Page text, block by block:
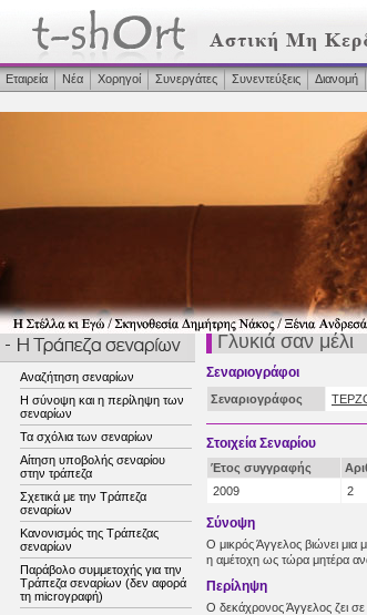
Εταιρεία Νέα Χορηγοί Συνεργάτες Συνεντεύξεις Διανομή
Αναζήτηση σεναρίων
Η σύνοψη και η περίληψη των
σεναρίων
Τα σχόλια των σεναρίων
Αίτηση υποβολής σεναρίου
στην τράπεζα
Σχετικά με την Τράπεζα
σεναρίων
Κανονισμός της Τράπεζας
σεναρίων
Παράβολο συμμετοχής για την
Τράπεζα σεναρίων (δεν αφορά
τη microγραφή)
Γλυκιά σαν μέλι
Σεναριογράφοι
Σεναριογράφος
Στοιχεία Σεναρίου
Έτος συγγραφής
2009
2
Σύνοψη
Ο μικρός Άγγελος βιώνει μια
η αμέτοχη ως τώρα μητέρα
Περίληψη
Ο δεκάχρονος Άγγελος ζει σε